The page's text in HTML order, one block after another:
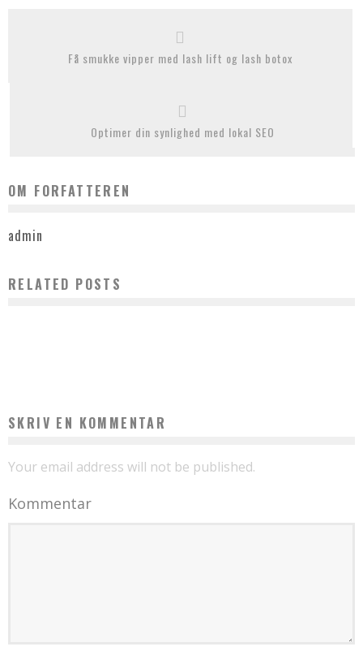
Få smukke vipper med lash lift og lash botox
Optimer din synlighed med lokal SEO
OM FORFATTEREN
admin
RELATED POSTS
SKRIV EN KOMMENTAR
Your email address will not be published.
Kommentar